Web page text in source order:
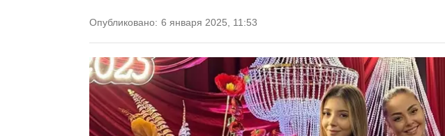
Опубликовано: 6 января 2025, 11:53